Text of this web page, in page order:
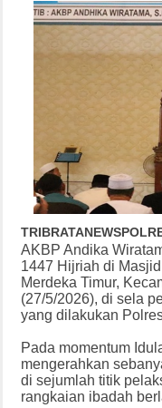
AKBP Andika
1447 Hijriah di
Merdeka Timur,
(27/5/2026), di sela
yang dilakukan
Pada momentum
mengerahkan
di sejumlah titik
rangkaian ibadah